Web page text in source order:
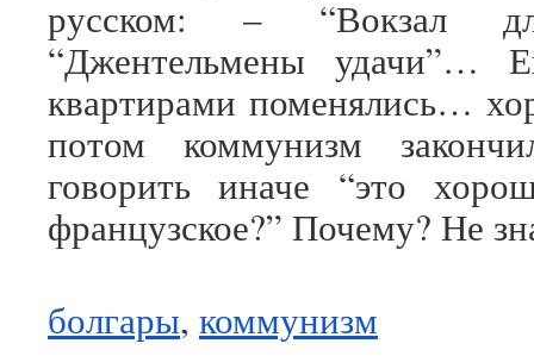
русском: – “Вокзал
“Джентельмены удачи”…
квартирами поменялись…
потом коммунизм
говорить иначе “это
французское?” Почему? Не
болгары, коммунизм